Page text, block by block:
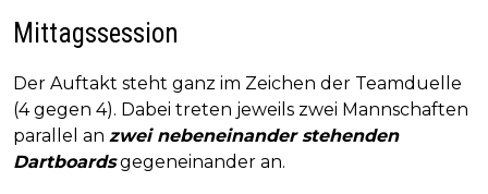
Mittagssession
Der Auftakt steht ganz im Zeichen der Teamduelle
(4 gegen 4). Dabei treten jeweils zwei Mannschaften
parallel an zwei nebeneinander stehenden
Dartboardsgegeneinander an.